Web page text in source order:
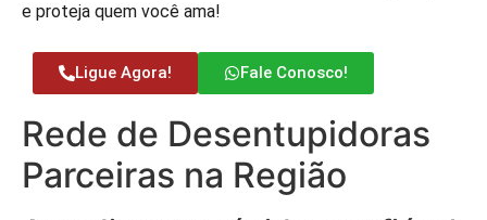
e proteja quem você ama!
Ligue Agora! Fale Conosco!
Rede de Desentupidoras
Parceiras na Região